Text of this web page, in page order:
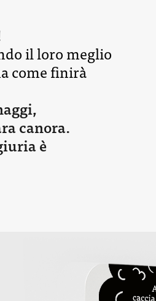
il loro meglio
come finirà
canora.
è